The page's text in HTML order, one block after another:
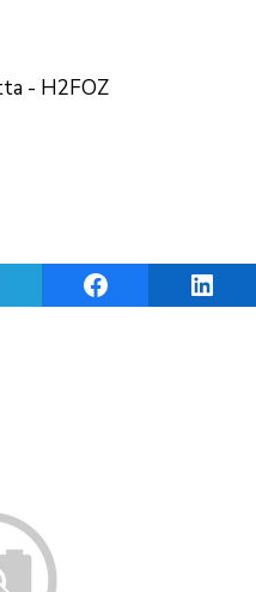
- H2FOZ
Share on TelegramShare on Facebook